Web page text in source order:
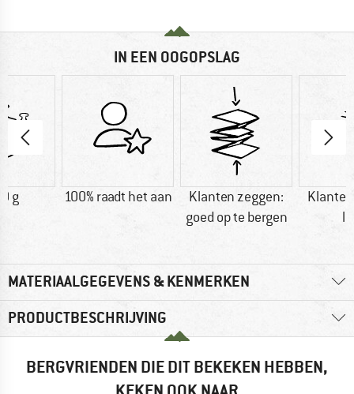
IN EEN OOGOPSLAG
g 100% raadt het aan
Klanten zeggen:
goed op te bergen
MATERIAALGEGEVENS & KENMERKEN
PRODUCTBESCHRIJVING
BERGVRIENDEN DIE DIT BEKEKEN HEBBEN,